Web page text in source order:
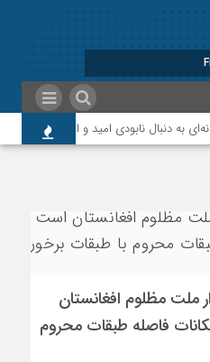
به دنبال نابودی امید و اعتماد مردم است
ملت مظلوم افغانستان
فاصله طبقات محروم